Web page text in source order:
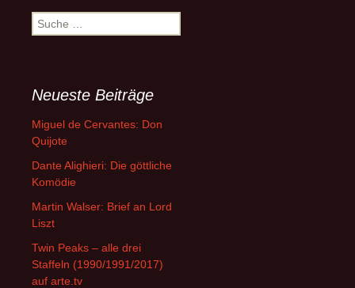
Suche
nach:
Neueste Beiträge
Miguel de Cervantes: Don
Quijote
Dante Alighieri: Die göttliche
Komödie
Martin Walser: Brief an Lord
Liszt
Twin Peaks – alle drei
Staffeln (1990/1991/2017)
auf arte.tv